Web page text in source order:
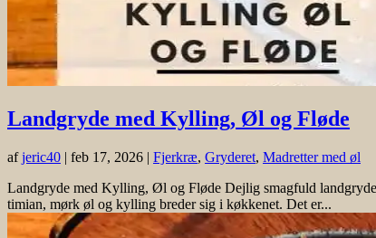
Landgryde med Kylling, Øl og Fløde
afjeric40 | feb 17, 2026 | Fjerkræ, Gryderet, Madretter med øl
Landgryde med Kylling, Øl og Fløde Dejlig smagfuld
timian, mørk øl og kylling breder sig i køkkenet. Det er...